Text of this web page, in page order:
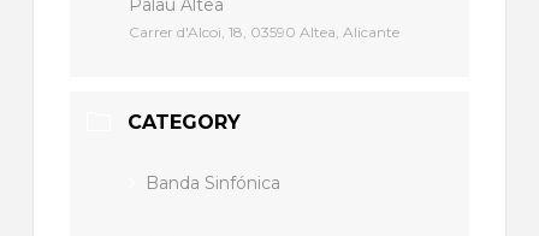
Palau Altea
Carrer d'Alcoi, 18, 03590 Altea, Alicante
CATEGORY
Banda Sinfónica